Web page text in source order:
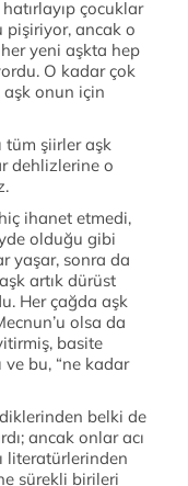
çocuklar
pişiriyor, ancak o
yeni aşkta hep
O kadar çok
aşk onun için
tüm şiirler aşk
dehlizlerine o
ihanet etmedi,
olduğu gibi
yaşar, sonra da
artık dürüst
Her çağda aşk
olsa da
basite
ve bu, “ne kadar
belki de
ancak onlar acı
literatürlerinden
sürekli birileri